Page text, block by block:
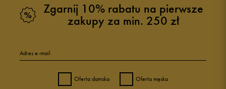
Zgarnij 10% rabatu na pierwsze
zakupy za min. 250 zł
Adres e-mail
Oferta damska Oferta męska